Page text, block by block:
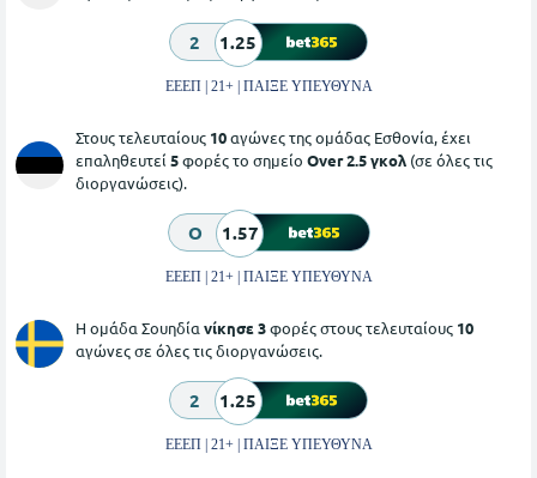
2 1.25
ΕΕΕΠ | 21+ | ΠΑΙΞΕ ΥΠΕΥΘΥΝΑ
Στους τελευταίους 10αγώνες της ομάδας Εσθονία, έχει
επαληθευτεί 5φορές το σημείο Over 2.5 γκολ (σε όλες τις
διοργανώσεις).
O 1.57
ΕΕΕΠ | 21+ | ΠΑΙΞΕ ΥΠΕΥΘΥΝΑ
Η ομάδα Σουηδία νίκησε 3φορές στους τελευταίους 10
αγώνες σε όλες τις διοργανώσεις.
2 1.25
ΕΕΕΠ | 21+ | ΠΑΙΞΕ ΥΠΕΥΘΥΝΑ